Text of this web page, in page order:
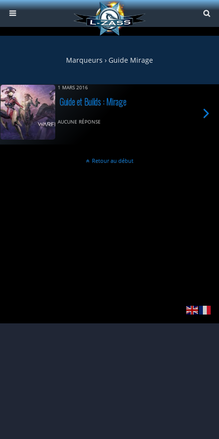
Marqueurs › Guide Mirage
1 MARS 2016
Guide et Builds : Mirage
AUCUNE RÉPONSE
Retour au début